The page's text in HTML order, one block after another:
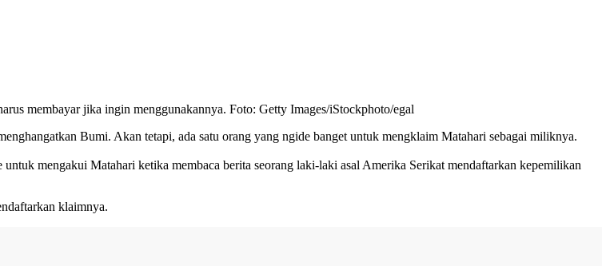
membayar jika ingin menggunakannya. Foto: Getty Images/iStockphoto/egal
Bumi. Akan tetapi, ada satu orang yang ngide banget untuk mengklaim Matahari sebagai miliknya.
mengakui Matahari ketika membaca berita seorang laki-laki asal Amerika Serikat mendaftarkan kepemilikan
klaimnya.